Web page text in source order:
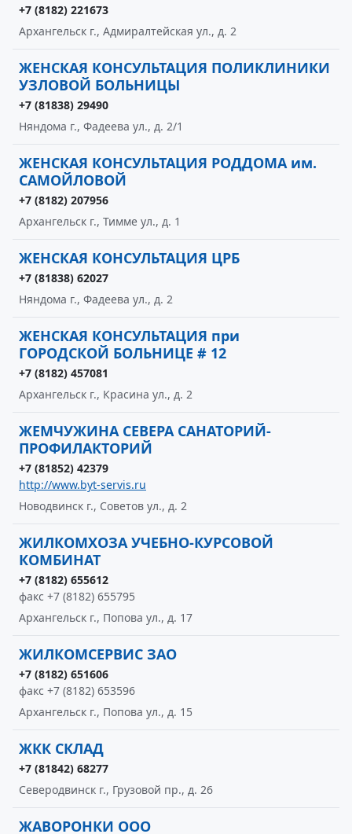
+7 (8182) 221673
Архангельск г., Адмиралтейская ул., д. 2
ЖЕНСКАЯ КОНСУЛЬТАЦИЯ ПОЛИКЛИНИКИ
УЗЛОВОЙ БОЛЬНИЦЫ
+7 (81838) 29490
Няндома г., Фадеева ул., д. 2/1
ЖЕНСКАЯ КОНСУЛЬТАЦИЯ РОДДОМА им.
САМОЙЛОВОЙ
+7 (8182) 207956
Архангельск г., Тимме ул., д. 1
ЖЕНСКАЯ КОНСУЛЬТАЦИЯ ЦРБ
+7 (81838) 62027
Няндома г., Фадеева ул., д. 2
ЖЕНСКАЯ КОНСУЛЬТАЦИЯ при
ГОРОДСКОЙ БОЛЬНИЦЕ # 12
+7 (8182) 457081
Архангельск г., Красина ул., д. 2
ЖЕМЧУЖИНА СЕВЕРА САНАТОРИЙ-
ПРОФИЛАКТОРИЙ
+7 (81852) 42379
http://www.byt-servis.ru
Новодвинск г., Советов ул., д. 2
ЖИЛКОМХОЗА УЧЕБНО-КУРСОВОЙ
КОМБИНАТ
+7 (8182) 655612
факс +7 (8182) 655795
Архангельск г., Попова ул., д. 17
ЖИЛКОМСЕРВИС ЗАО
+7 (8182) 651606
факс +7 (8182) 653596
Архангельск г., Попова ул., д. 15
ЖКК СКЛАД
+7 (81842) 68277
Северодвинск г., Грузовой пр., д. 26
ЖАВОРОНКИ ООО